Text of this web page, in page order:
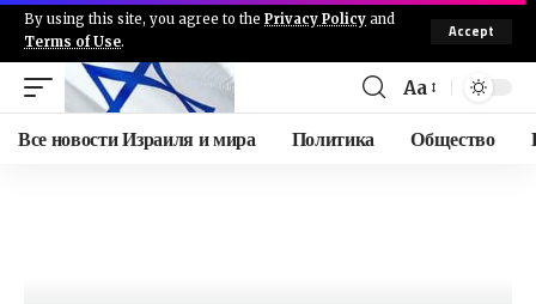
By using this site, you agree to the Privacy Policy and
Terms of Use.
Accept
Aa
Все новости Израиля и мира Политика Общество